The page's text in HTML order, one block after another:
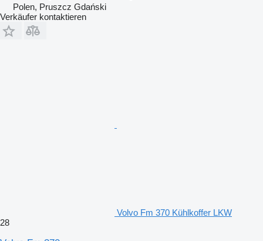
Polen, Pruszcz Gdański
Verkäufer kontaktieren
Volvo Fm 370 Kühlkoffer LKW
28